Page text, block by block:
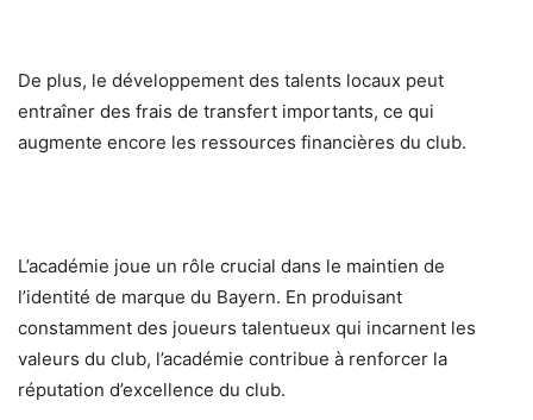
De plus, le développement des talents locaux peut
entraîner des frais de transfert importants, ce qui
augmente encore les ressources financières du club.
L’académie joue un rôle crucial dans le maintien de
l’identité de marque du Bayern. En produisant
constamment des joueurs talentueux qui incarnent les
valeurs du club, l’académie contribue à renforcer la
réputation d’excellence du club.